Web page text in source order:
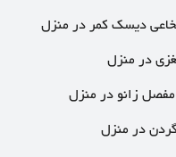
دیسک کمر در منزل
در منزل
زانو در منزل
در منزل